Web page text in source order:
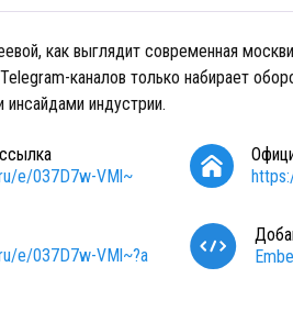
как выглядит современная
каналов только набирает
индустрии.
e/037D7w-VMl~
e/037D7w-VMl~?a